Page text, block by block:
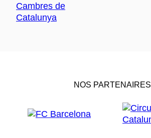
NOS PARTENAIRES